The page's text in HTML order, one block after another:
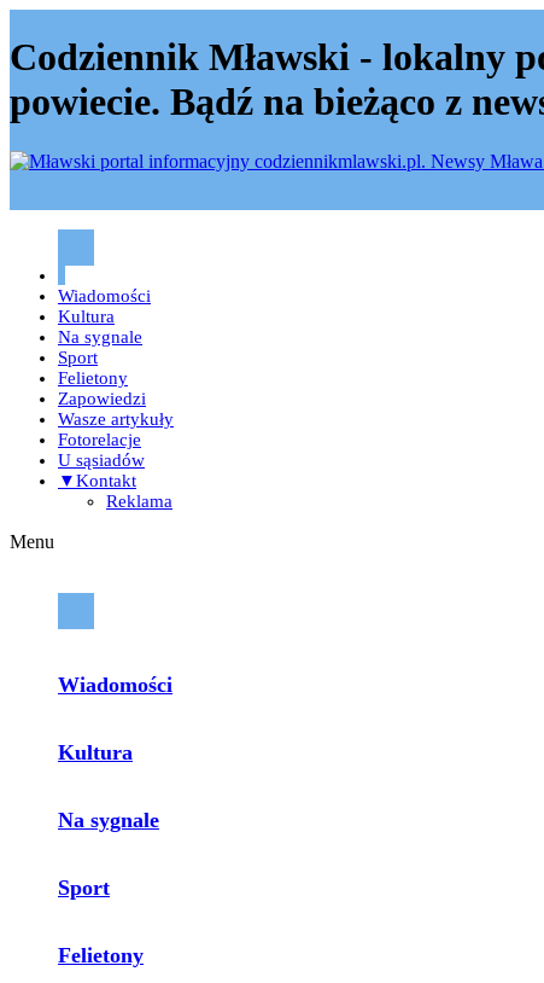
Codziennik Mławski - lokalny
powiecie. Bądź na bieżąco z
Codziennik mławski – Mława
Wiadomości
Kultura
Na sygnale
Sport
Felietony
Zapowiedzi
Wasze artykuły
Fotorelacje
U sąsiadów
▼Kontakt
Reklama
Menu
Wiadomości
Kultura
Na sygnale
Sport
Felietony